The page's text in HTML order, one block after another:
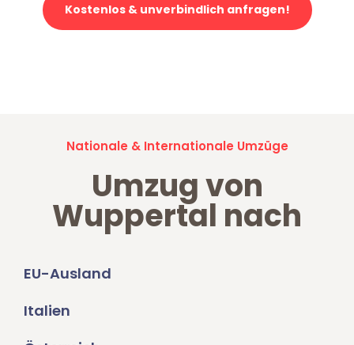
Kostenlos & unverbindlich anfragen!
Nationale & Internationale Umzüge
Umzug von
Wuppertal nach
EU-Ausland
Italien